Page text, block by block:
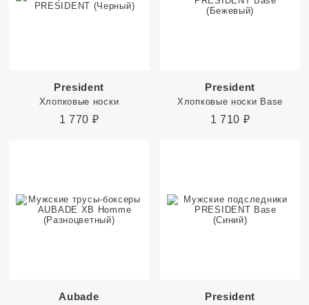
President
Хлопковые носки
1 770 ₽
President
Хлопковые носки Base
1 710 ₽
Aubade President